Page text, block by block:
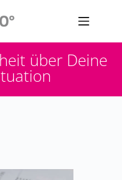
über Deine